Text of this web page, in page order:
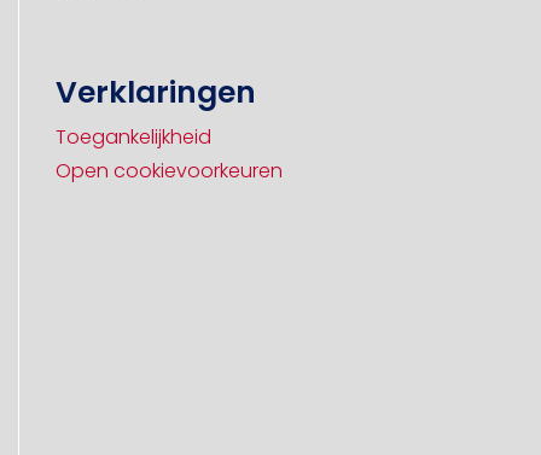
Verklaringen
Toegankelijkheid
Open cookievoorkeuren